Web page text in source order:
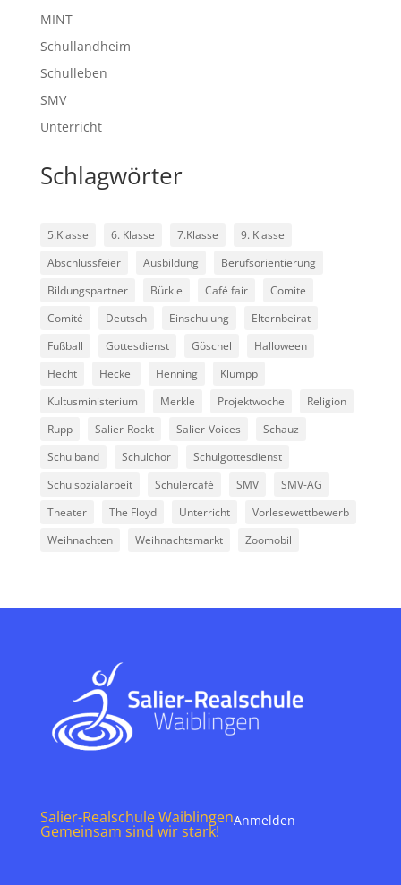
MINT
Schullandheim
Schulleben
SMV
Unterricht
Schlagwörter
5.Klasse 6. Klasse 7.Klasse
9. Klasse
Abschlussfeier
Ausbildung
Berufsorientierung
Bildungspartner
Bürkle Café fair
Comite
Comité
Deutsch Einschulung
Elternbeirat
Fußball
Gottesdienst Göschel
Halloween
Hecht
Heckel Henning
Klumpp
Kultusministerium
Merkle Projektwoche
Religion
Rupp
Salier-Rockt Salier-Voices
Schauz
Schulband
Schulchor
Schulgottesdienst
Schulsozialarbeit
Schülercafé SMV
SMV-AG
Theater
The Floyd Unterricht
Vorlesewettbewerb
Weihnachten
Weihnachtsmarkt Zoomobil
Salier-Realschule Waiblingen
Gemeinsam sind wir stark!
Anmelden